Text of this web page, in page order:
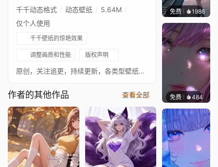
千千动态格式 动态壁纸
5.64M
仅个人使用
千千壁纸的惊艳效果
调整画质和性能 版权声明
原创，关注追更，持续更新，各类型壁纸，各平台同名
作者的其他作品 查看全部
免费 1986辰东
免费 484辰东